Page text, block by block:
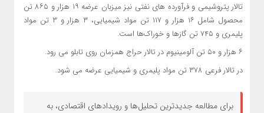
تالار پتروشیمی و فرآورده های نفتی نیز میزبان عرضه ۱۹ هزار و ۸۶۵ تن
محصول شامل ۱۶ هزار و ۱۱۷ تن مواد شیمیایی، ۳ هزار و ۳ تن مواد
پلیمری و ۷۴۵ تن گازها و خوراک‌ها است.
۶ هزار و ۵۰ تن آلومینیوم در تالار حراج همزمان روی تابلو می رود.
در تالار فرعی ۳۷۸ تن مواد پلیمری و شیمیایی عرضه می شود.
برای مطالعه جدیدترین تحلیل‌ها و رویدادهای اقتصادی، به